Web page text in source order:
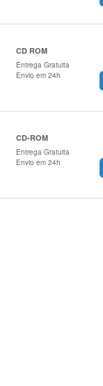
CD ROM
Entrega Gratuita
Envio em 24h
CD-ROM
Entrega Gratuita
Envio em 24h